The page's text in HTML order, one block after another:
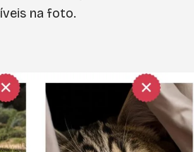
na foto.